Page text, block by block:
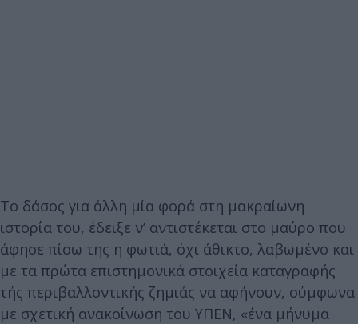
Το δάσος για άλλη μία φορά στη μακραίωνη
ιστορία του, έδειξε ν’ αντιστέκεται στο μαύρο που
άφησε πίσω της η φωτιά, όχι άθικτο, λαβωμένο και
με τα πρώτα επιστημονικά στοιχεία καταγραφής
τής περιβαλλοντικής ζημιάς να αφήνουν, σύμφωνα
με σχετική ανακοίνωση του ΥΠΕΝ, «ένα μήνυμα